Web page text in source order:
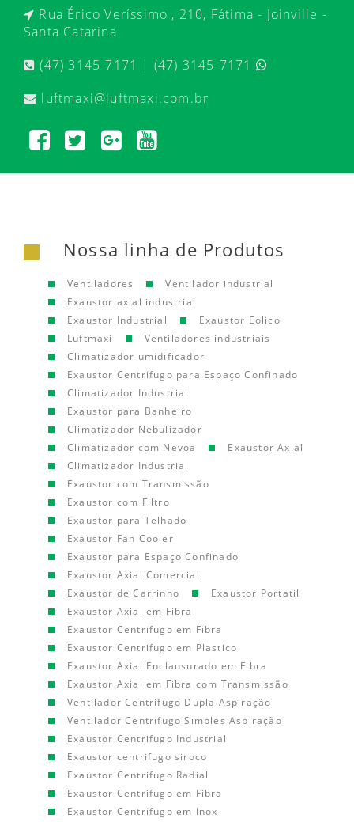
Rua Érico Veríssimo , 210, Fátima - Joinville -
Santa Catarina
(47) 3145-7171 | (47) 3145-7171
luftmaxi@luftmaxi.com.br
Nossa linha de Produtos
Ventiladores
Ventilador industrial
Exaustor axial industrial
Exaustor Industrial
Exaustor Eolico
Luftmaxi
Ventiladores industriais
Climatizador umidificador
Exaustor Centrifugo para Espaço Confinado
Climatizador Industrial
Exaustor para Banheiro
Climatizador Nebulizador
Climatizador com Nevoa
Exaustor Axial
Climatizador Industrial
Exaustor com Transmissão
Exaustor com Filtro
Exaustor para Telhado
Exaustor Fan Cooler
Exaustor para Espaço Confinado
Exaustor Axial Comercial
Exaustor de Carrinho
Exaustor Portatil
Exaustor Axial em Fibra
Exaustor Centrifugo em Fibra
Exaustor Centrifugo em Plastico
Exaustor Axial Enclausurado em Fibra
Exaustor Axial em Fibra com Transmissão
Ventilador Centrifugo Dupla Aspiração
Ventilador Centrifugo Simples Aspiração
Exaustor Centrifugo Industrial
Exaustor centrifugo siroco
Exaustor Centrifugo Radial
Exaustor Centrifugo em Fibra
Exaustor Centrifugo em Inox